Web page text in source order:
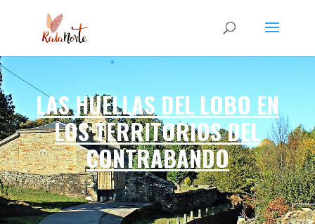
LAS HUELLAS DEL LOBO EN
LOS TERRITORIOS DEL
CONTRABANDO